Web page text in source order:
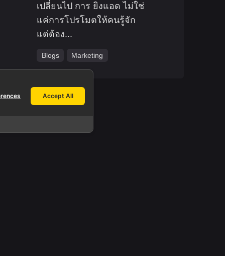
เปลี่ยนไป การ ยิงแอด ไม่ใช่
แค่การโปรโมตให้คนรู้จัก
แต่ต้อง...
Blogs Marketing
Accept All